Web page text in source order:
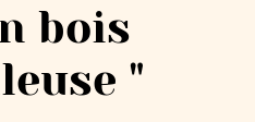
bois
"